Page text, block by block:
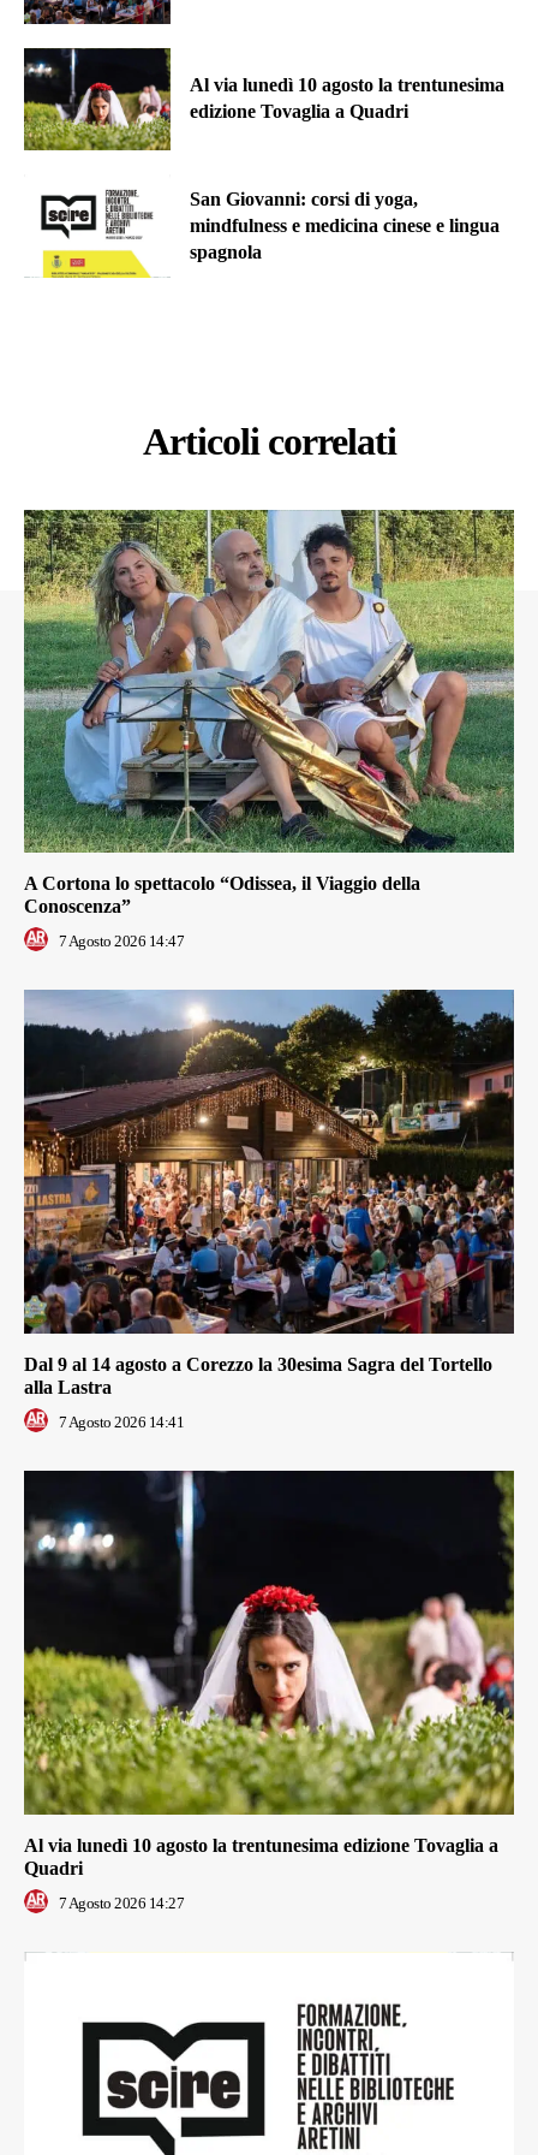
Al via lunedì 10 agosto la trentunesima
edizione Tovaglia a Quadri
San Giovanni: corsi di yoga,
mindfulness e medicina cinese e lingua
spagnola
Articoli correlati
A Cortona lo spettacolo “Odissea, il Viaggio della
Conoscenza”
7 Agosto 2026 14:47
Dal 9 al 14 agosto a Corezzo la 30esima Sagra del Tortello
alla Lastra
7 Agosto 2026 14:41
Al via lunedì 10 agosto la trentunesima edizione Tovaglia a
Quadri
7 Agosto 2026 14:27